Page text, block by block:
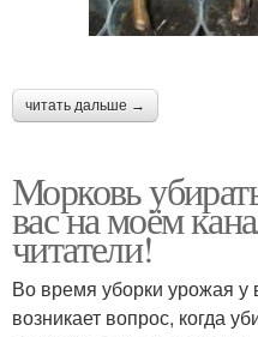
читать дальше →
Морковь
вас на моём
читатели!
Во время уборки урожая у
возникает вопрос, когда